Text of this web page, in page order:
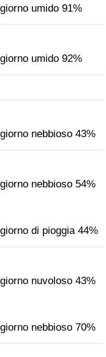
umido 91%
umido 92%
nebbioso 43%
nebbioso 54%
di pioggia 44%
nuvoloso 43%
nebbioso 70%